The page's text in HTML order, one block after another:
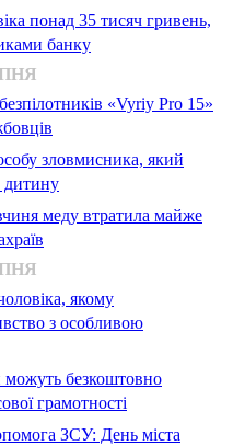
понад 35 тисяч гривень,
банку
«Vyriy Pro 15»
зловмисника, який
дитину
меду втратила майже
якому
з особливою
можуть безкоштовно
грамотності
ЗСУ: День міста